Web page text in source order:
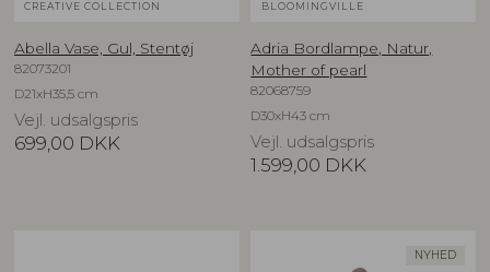
CREATIVE COLLECTION
Abella Vase, Gul, Stentøj
82073201
D21xH35,5 cm
Vejl. udsalgspris
699,00 DKK
BLOOMINGVILLE
Adria Bordlampe, Natur,
Mother of pearl
82068759
D30xH43 cm
Vejl. udsalgspris
1.599,00 DKK
NYHED